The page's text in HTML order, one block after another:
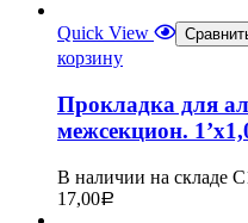
Quick View
корзину
Прокладка для
межсекцион.
В наличии на складе
17,00Р